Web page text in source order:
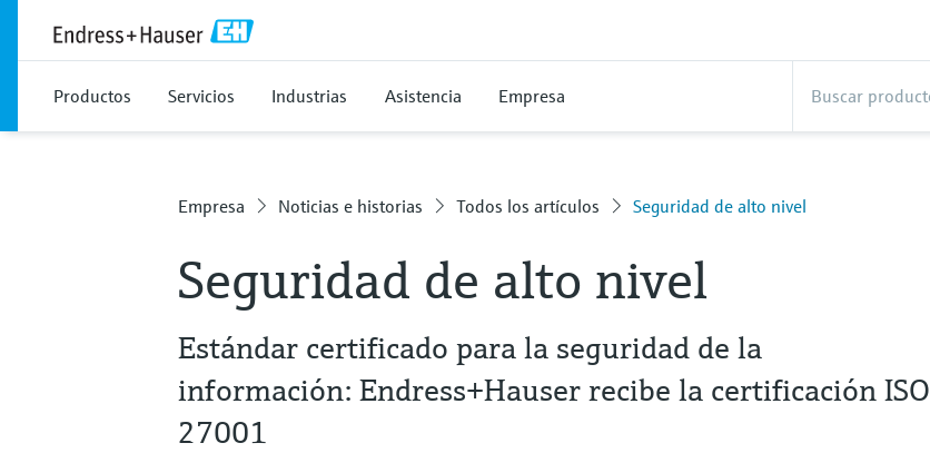
Productos Servicios Industrias Asistencia Empresa
Empresa Noticias e historias Todos los artículos Seguridad de alto nivel
Seguridad de alto nivel
Estándar certificado para la seguridad de la
información: Endress+Hauser recibe la certificación ISO
27001